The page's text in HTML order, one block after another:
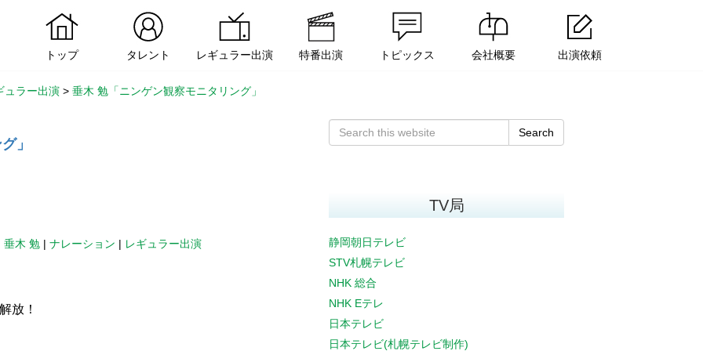
トップ タレント レギュラー出演 特番出演 トピックス 会社概要 出演依頼
ュラー出演 > 垂木 勉「ニンゲン観察モニタリング」
」
垂木 勉 | ナレーション | レギュラー出演
放！
Search
TV局
静岡朝日テレビ
STV札幌テレビ
NHK 総合
NHK Eテレ
日本テレビ
日本テレビ(札幌テレビ制作)